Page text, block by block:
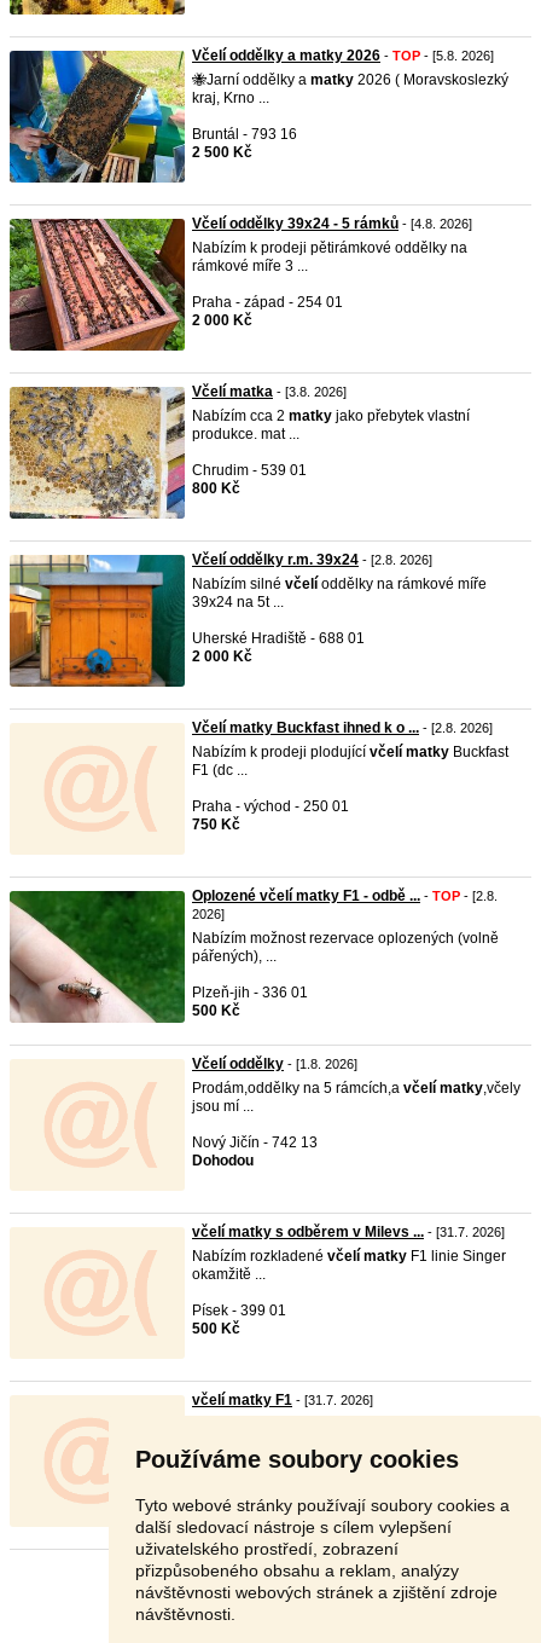
Používáme soubory cookies
Tyto webové stránky používají soubory cookies a
další sledovací nástroje s cílem vylepšení
uživatelského prostředí, zobrazení
přizpůsobeného obsahu a reklam, analýzy
návštěvnosti webových stránek a zjištění zdroje
návštěvnosti.
Včelí oddělky a matky 2026 - TOP - [5.8. 2026]
🐝Jarní oddělky a matky 2026 ( Moravskoslezký
kraj, Krno ...
Bruntál - 793 16
2 500 Kč
Včelí oddělky 39x24 - 5 rámků - [4.8. 2026]
Nabízím k prodeji pětirámkové oddělky na
rámkové míře 3 ...
Praha - západ - 254 01
2 000 Kč
Včelí matka - [3.8. 2026]
Nabízím cca 2 matky jako přebytek vlastní
produkce. mat ...
Chrudim - 539 01
800 Kč
Včelí oddělky r.m. 39x24 - [2.8. 2026]
Nabízím silné včelí oddělky na rámkové míře
39x24 na 5t ...
Uherské Hradiště - 688 01
2 000 Kč
Včelí matky Buckfast ihned k o ... - [2.8. 2026]
Nabízím k prodeji plodující včelí matky Buckfast
F1 (dc ...
Praha - východ - 250 01
750 Kč
Oplozené včelí matky F1 - odbě ... - TOP - [2.8.
2026]
Nabízím možnost rezervace oplozených (volně
pářených), ...
Plzeň-jih - 336 01
500 Kč
Včelí oddělky - [1.8. 2026]
Prodám,oddělky na 5 rámcích,a včelí matky,včely
jsou mí ...
Nový Jičín - 742 13
Dohodou
včelí matky s odběrem v Milevs ... - [31.7. 2026]
Nabízím rozkladené včelí matky F1 linie Singer
okamžitě ...
Písek - 399 01
500 Kč
včelí matky F1 - [31.7. 2026]
V textu
Stránka: 1 2 3 Další